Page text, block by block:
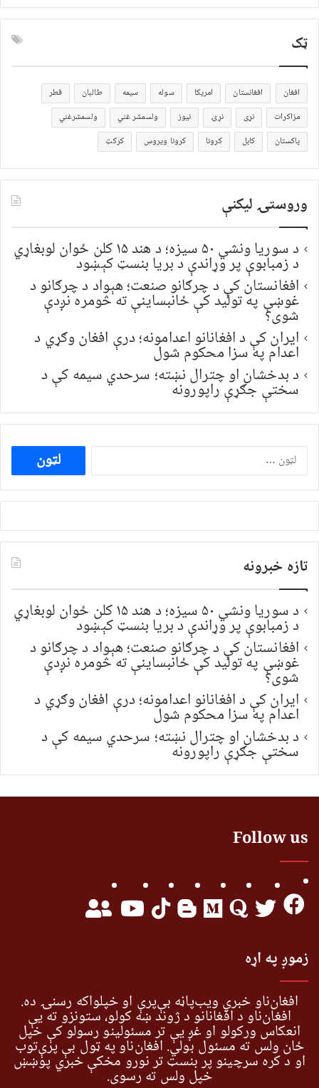
ټک
افغان افغانستان امریکا سوله سیمه طالبان
قطر
مزاکرات
نړی نړۍ نیوز ولسمشر غني
ولسمشرغني
پاکستان
کابل کرونا کرونا ویروس کرکټ
وروستۍ ليکنې
د سوریا ونشي ۵۰ سیزه؛ د هند ۱۵ کلن ځوان لوبغاړي
د زمبابوې پر وړاندې د بریا بنسټ کېښود
افغانستان کې د چرګانو صنعت؛ هېواد د چرګانو د
غوښې په تولید کې ځانبساینې ته څومره نږدې
شوی؟
ایران کې د افغانانو اعدامونه؛ درې افغان وګړي د
اعدام په سزا محکوم شول
د بدخشان او چترال نښته؛ سرحدي سیمه کې د
سختې جګړې راپورونه
ددی
لپاره
لټون:
تازه خبرونه
د سوریا ونشي ۵۰ سیزه؛ د هند ۱۵ کلن ځوان لوبغاړي
د زمبابوې پر وړاندې د بریا بنسټ کېښود
افغانستان کې د چرګانو صنعت؛ هېواد د چرګانو د
غوښې په تولید کې ځانبساینې ته څومره نږدې
شوی؟
ایران کې د افغانانو اعدامونه؛ درې افغان وګړي د
اعدام په سزا محکوم شول
د بدخشان او چترال نښته؛ سرحدي سیمه کې د
سختې جګړې راپورونه
Follow us
زموږ په اړه
افغان‌ناو خبري ویب‌پاڼه بې‌پرې او خپلواکه رسنۍ ده.
افغان‌ناو د افغانانو د ژوند ښه کولو، ستونزو ته یې
انعکاس ورکولو او غږ یې تر مسئولینو رسولو کې خپل
ځان ولس ته مسئول بولي. افغان‌ناو په ټول بې پرې‌توب
او د کره سرچینو پر بنسټ تر نورو مخکې خبري پوښښ
خپل ولس ته رسوي.